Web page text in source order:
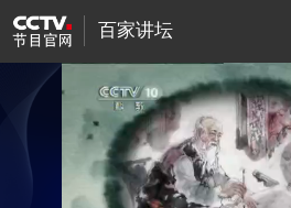
百家讲坛